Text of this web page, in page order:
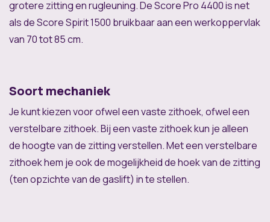
grotere zitting en rugleuning. De Score Pro 4400 is net
als de Score Spirit 1500 bruikbaar aan een werkoppervlak
van 70 tot 85 cm.
Soort mechaniek
Je kunt kiezen voor ofwel een vaste zithoek, ofwel een
verstelbare zithoek. Bij een vaste zithoek kun je alleen
de hoogte van de zitting verstellen. Met een verstelbare
zithoek hem je ook de mogelijkheid de hoek van de zitting
(ten opzichte van de gaslift) in te stellen.